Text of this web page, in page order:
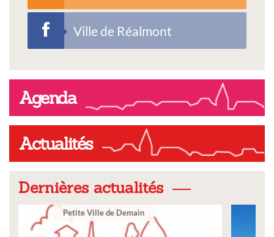
Ville de Réalmont
Agenda
Actualités
Dernières actualités